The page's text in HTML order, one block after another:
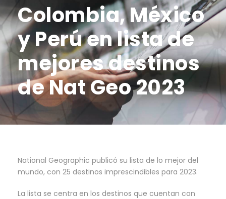
Colombia, México
y Perú en lista de
mejores destinos
de Nat Geo 2023
National Geographic publicó su lista de lo mejor del
mundo, con 25 destinos imprescindibles para 2023.
La lista se centra en los destinos que cuentan con